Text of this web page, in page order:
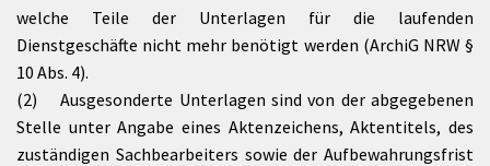
welche Teile der Unterlagen für die laufenden
Dienstgeschäfte nicht mehr benötigt werden (ArchiG NRW §
10 Abs. 4).
(2) Ausgesonderte Unterlagen sind von der abgegebenen
Stelle unter Angabe eines Aktenzeichens, Aktentitels, des
zuständigen Sachbearbeiters sowie der Aufbewahrungsfrist